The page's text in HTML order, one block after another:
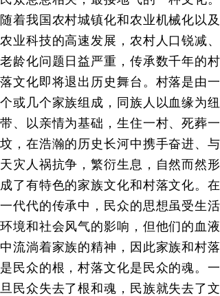
随着我国农村城镇化和农业机械化以及
农业科技的高速发展，农村人口锐减、
老龄化问题日益严重，传承数千年的村
落文化即将退出历史舞台。村落是由一
个或几个家族组成，同族人以血缘为纽
带、以亲情为基础，生住一村、死葬一
坟，在浩瀚的历史长河中携手奋进、与
天灾人祸抗争，繁衍生息，自然而然形
成了有特色的家族文化和村落文化。在
一代代的传承中，民众的思想虽受生活
环境和社会风气的影响，但他们的血液
中流淌着家族的精神，因此家族和村落
是民众的根，村落文化是民众的魂。一
旦民众失去了根和魂，民族就失去了文